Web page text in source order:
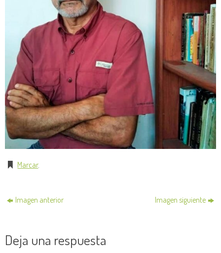
Marcar.
Imagen anterior Imagen siguiente
Deja una respuesta